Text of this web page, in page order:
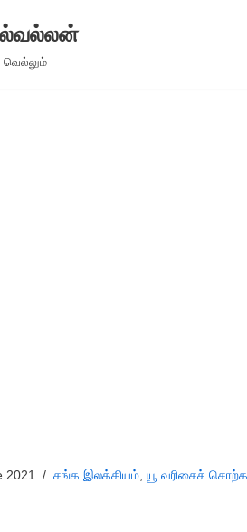
2021 சங்க இலக்கியம் யூ வரிசைச்